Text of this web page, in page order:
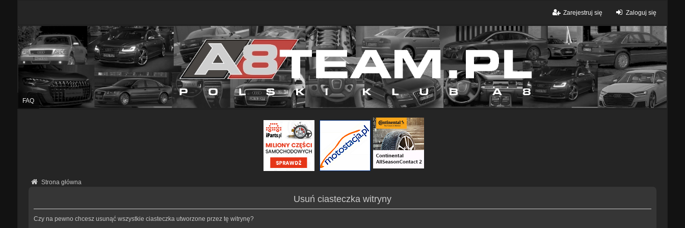
Zaloguj się
Zarejestruj się
FAQ
Strona główna
Usuń ciasteczka witryny
Czy na pewno chcesz usunąć wszystkie ciasteczka utworzone przez tę witrynę?